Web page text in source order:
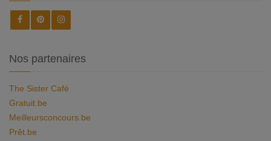
Nos partenaires
The Sister Café
Gratuit.be
Meilleursconcours.be
Prêt.be